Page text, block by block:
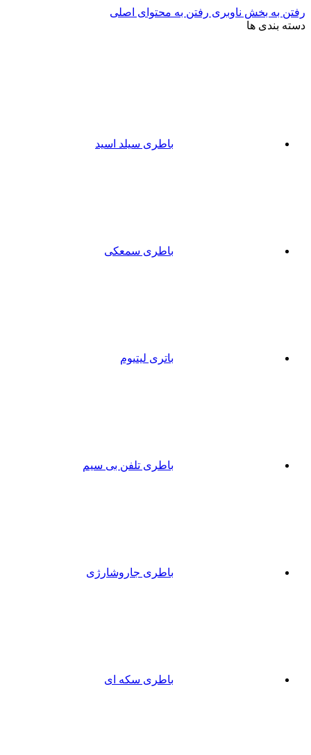
رفتن به بخش ناوبری رفتن به محتوای اصلی
دسته بندی ها
باطری سیلد اسید
باطری سمعکی
باتری لیتیوم
باطری تلفن بی سیم
باطری جاروشارژی
باطری سکه ای